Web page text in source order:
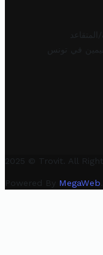
في تونس
2025 © Trovit. All
Powered By MegaWeb